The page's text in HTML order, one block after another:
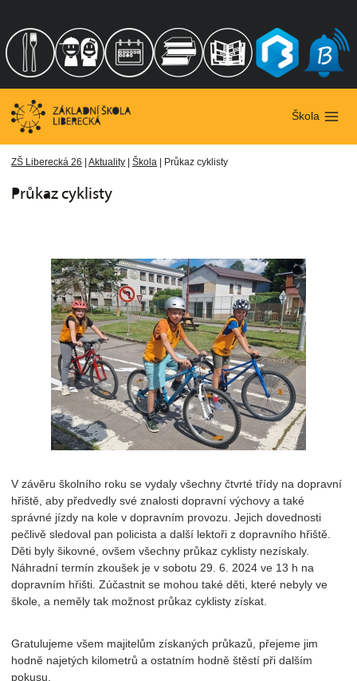
obsah
Škola
ZŠ Liberecká 26 | Aktuality | Škola | Průkaz cyklisty
Průkaz cyklisty
V závěru školního roku se vydaly všechny čtvrté třídy na dopravní
hřiště, aby předvedly své znalosti dopravní výchovy a také
správné jízdy na kole v dopravním provozu. Jejich dovednosti
pečlivě sledoval pan policista a další lektoři z dopravního hřiště.
Děti byly šikovné, ovšem všechny průkaz cyklisty nezískaly.
Náhradní termín zkoušek je v sobotu 29. 6. 2024 ve 13 h na
dopravním hřišti. Zúčastnit se mohou také děti, které nebyly ve
škole, a neměly tak možnost průkaz cyklisty získat.
Gratulujeme všem majitelům získaných průkazů, přejeme jim
hodně najetých kilometrů a ostatním hodně štěstí při dalším
pokusu.